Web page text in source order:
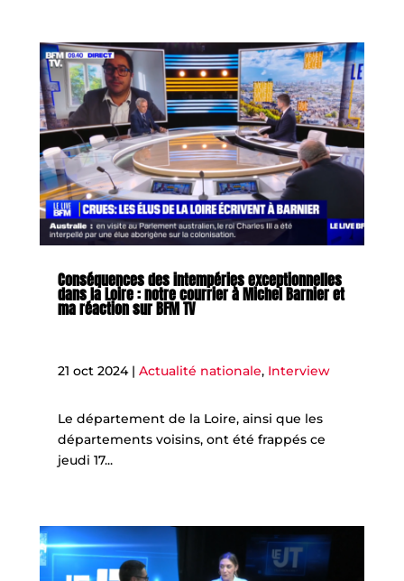
Conséquences des intempéries exceptionnelles
dans la Loire : notre courrier à Michel Barnier et
ma réaction sur BFM TV
21 oct 2024| Actualité nationale, Interview
Le département de la Loire, ainsi que les
départements voisins, ont été frappés ce
jeudi 17...